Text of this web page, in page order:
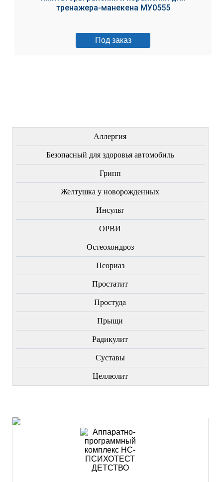
тренажера-манекена МУ0555
Под заказ
Аллергия
Безопасный для здоровья автомобиль
Грипп
Желтушка у новорожденных
Инсульт
ОРВИ
Остеохондроз
Пcориаз
Простатит
Простуда
Прыщи
Радикулит
Суставы
Целлюлит